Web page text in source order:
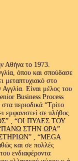
Αθήνα το 1973.
όπου και σπούδασε
μεταπτυχιακό στο
Είναι μέλος του
Business Process
περιοδικά “Τρίτο
σε πλήθος
, “ΟΙ ΠΥΛΕΣ ΤΟΥ
ΣΤΗΝ ΩΡΑ”
, “MEGA
και σε πολλές
ενδιαφέροντα